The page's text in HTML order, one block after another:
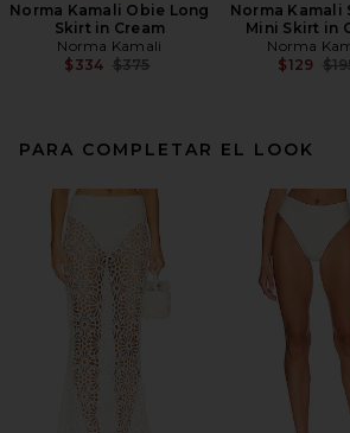
Norma Kamali Obie Long
Skirt in Cream
Norma Kamali
$334 Previous price:
$375
Norma Kamali
Mini Skirt in
Norma
$129
PARA COMPLETAR EL LOOK